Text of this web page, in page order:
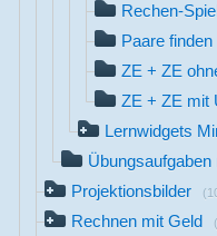
Rechen-
Paare finden
ZE + ZE
ZE + ZE mit
Lernwidgets
Übungsaufgaben
Projektionsbilder
Rechnen mit Geld